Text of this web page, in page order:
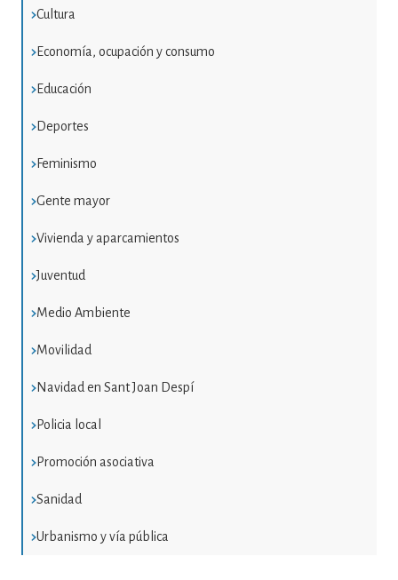
Cultura
Economía, ocupación y consumo
Educación
Deportes
Feminismo
Gente mayor
Vivienda y aparcamientos
Juventud
Medio Ambiente
Movilidad
Navidad en Sant Joan Despí
Policia local
Promoción asociativa
Sanidad
Urbanismo y vía pública